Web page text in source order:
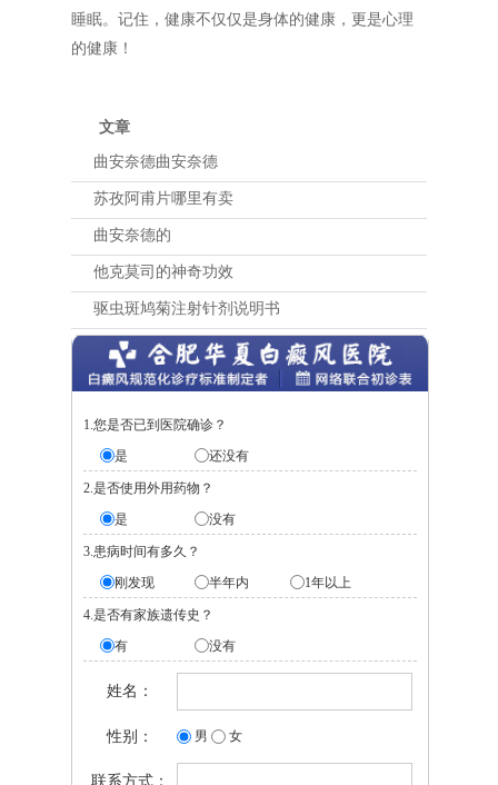
睡眠。记住，健康不仅仅是身体的健康，更是心理
的健康！
文章
曲安奈德曲安奈德
苏孜阿甫片哪里有卖
曲安奈德的
他克莫司的神奇功效
驱虫斑鸠菊注射针剂说明书
1.您是否已到医院确诊？
是
还没有
2.是否使用外用药物？
是
没有
3.患病时间有多久？
刚发现
半年内 1年以上
4.是否有家族遗传史？
有
没有
姓名：
性别： 男 女
联系方式：